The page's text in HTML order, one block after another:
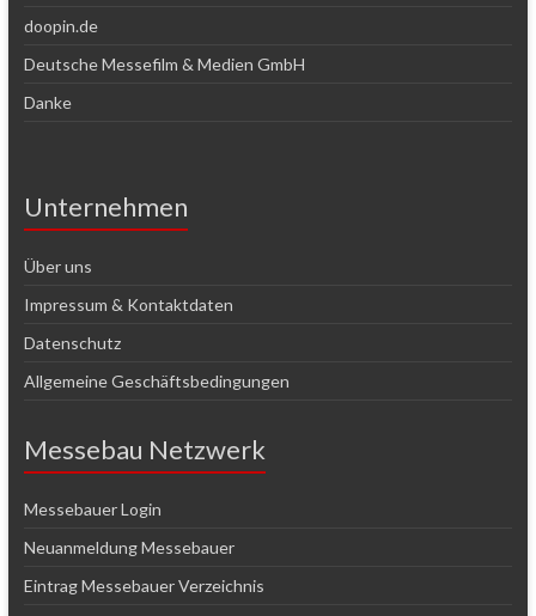
doopin.de
Deutsche Messefilm & Medien GmbH
Danke
Unternehmen
Über uns
Impressum & Kontaktdaten
Datenschutz
Allgemeine Geschäftsbedingungen
Messebau Netzwerk
Messebauer Login
Neuanmeldung Messebauer
Eintrag Messebauer Verzeichnis